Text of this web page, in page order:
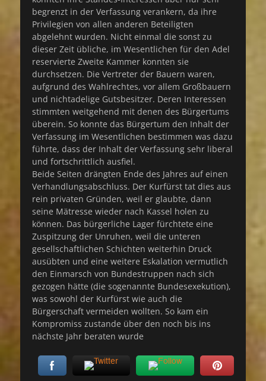
begrenzt in der Verfassung verankern, da ihre
Privilegien von allen anderen Beteiligten
abgelehnt wurden. Nicht einmal die sonst zu
dieser Zeit übliche, im Wesentlichen für den Adel
reservierte Zweite Kammer konnten sie
durchsetzen. Die Vertreter der Bauern waren,
aufgrund des Wahlrechtes, vor allem Großbauern
und nichtadelige Gutsbesitzer. Deren Interessen
stimmten weitgehend mit denen des Bürgertums
überein. So konnte das Bürgertum den Inhalt der
Verfassung im Wesentlichen bestimmen was dazu
führte, dass der Inhalt der Verfassung sehr liberal
und fortschrittlich ausfiel.
Beide Seiten drängten Ende des Jahres auf einen
Verhandlungsabschluss. Der Kurfürst tat dies aus
rein privaten Gründen, weil er glaubte, dann
seine Mätresse wieder nach Kassel holen zu
können. Das bürgerliche Lager fürchtete eine
Zuspitzung der Unruhen, weil die unteren
gesellschaftlichen Schichten weiterhin Druck
ausübten und eine weitere Eskalation vermutlich
den Einmarsch von Bundestruppen nach sich
gezogen hätte (die sogenannte Bundesexekution),
was sowohl der Kurfürst wie auch die
Bürgerschaft vermeiden wollten. So kam ein
Kompromiss zustande über den noch bis ins
nächste Jahr beraten wurde